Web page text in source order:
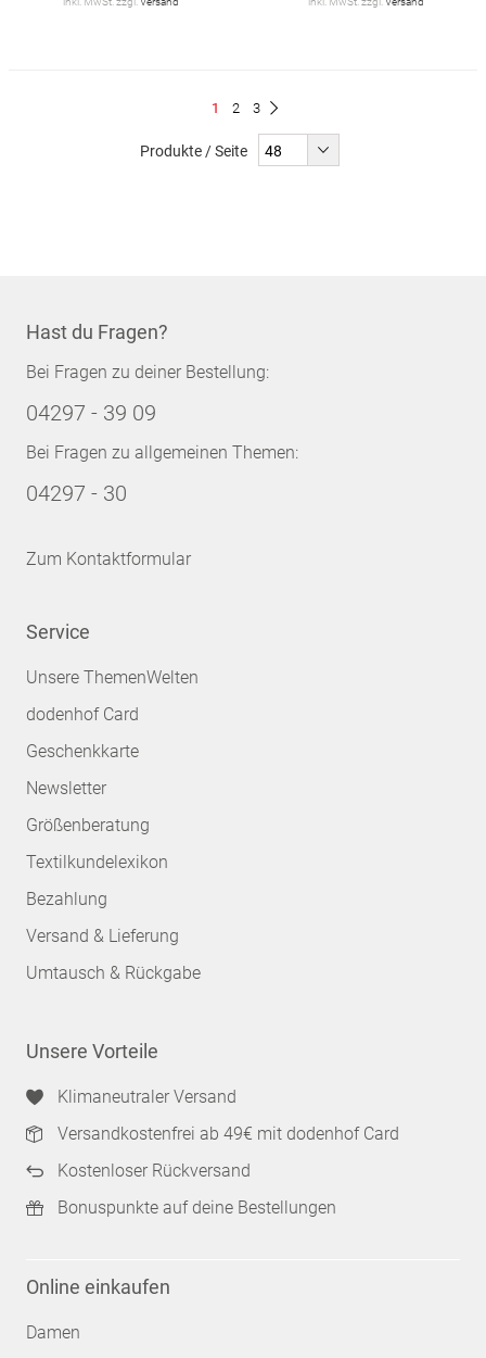
Du
1 Seite
2 Seite
3
Produkte / Seite
Hast du Fragen?
Bei Fragen zu deiner Bestellung:
04297 - 39 09
Bei Fragen zu allgemeinen Themen:
04297 - 30
Zum Kontaktformular
Service
Unsere ThemenWelten
dodenhof Card
Geschenkkarte
Newsletter
Größenberatung
Textilkundelexikon
Bezahlung
Versand & Lieferung
Umtausch & Rückgabe
Unsere Vorteile
Klimaneutraler Versand
Versandkostenfrei ab 49€ mit dodenhof Card
Kostenloser Rückversand
Bonuspunkte auf deine Bestellungen
Online einkaufen
Damen